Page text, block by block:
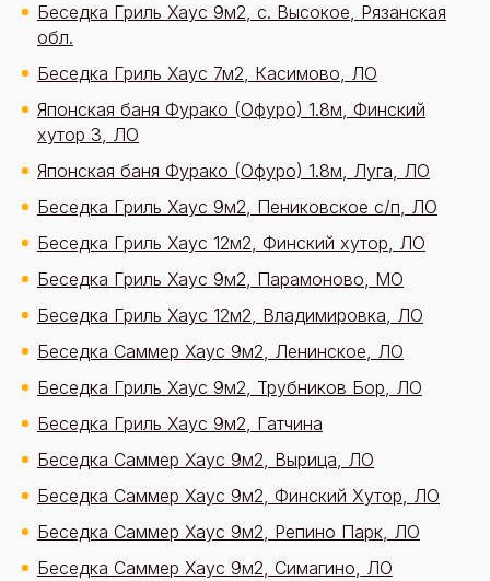
Беседка Гриль Хаус 9м2, с. Высокое, Рязанская
обл.
Беседка Гриль Хаус 7м2, Касимово, ЛО
Японская баня Фурако (Офуро) 1.8м, Финский
хутор 3, ЛО
Японская баня Фурако (Офуро) 1.8м, Луга, ЛО
Беседка Гриль Хаус 9м2, Пениковское с/п, ЛО
Беседка Гриль Хаус 12м2, Финский хутор, ЛО
Беседка Гриль Хаус 9м2, Парамоново, МО
Беседка Гриль Хаус 12м2, Владимировка, ЛО
Беседка Саммер Хаус 9м2, Ленинское, ЛО
Беседка Гриль Хаус 9м2, Трубников Бор, ЛО
Беседка Гриль Хаус 9м2, Гатчина
Беседка Саммер Хаус 9м2, Вырица, ЛО
Беседка Саммер Хаус 9м2, Финский Хутор, ЛО
Беседка Саммер Хаус 9м2, Репино Парк, ЛО
Беседка Саммер Хаус 9м2, Симагино, ЛО